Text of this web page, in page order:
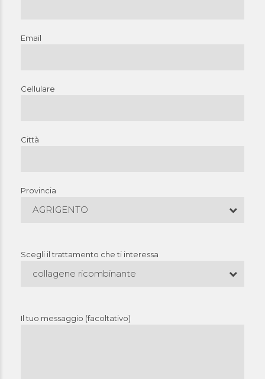
Email
Cellulare
Città
Provincia
AGRIGENTO
Scegli il trattamento che ti interessa
collagene ricombinante
Il tuo messaggio (facoltativo)